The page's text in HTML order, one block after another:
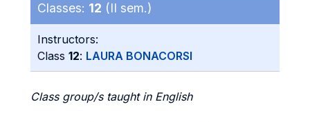
Classes: 12 (II sem.)
Instructors:
Class 12: LAURA BONACORSI
Class group/s taught in English